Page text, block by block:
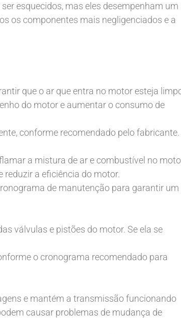
esquecidos, mas eles desempenham um
os componentes mais negligenciados e a
que o ar que entra no motor esteja
do motor e aumentar o consumo de
conforme recomendado pelo fabricante.
a mistura de ar e combustível no
reduzir a eficiência do motor.
de manutenção para garantir um
válvulas e pistões do motor. Se ela se
o cronograma recomendado para
e mantém a transmissão funcionando
causar problemas de mudança de